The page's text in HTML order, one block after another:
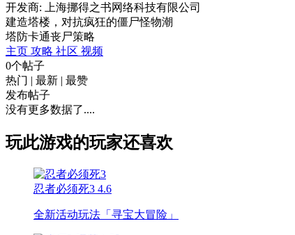
开发商: 上海挪得之书网络科技有限公司
建造塔楼，对抗疯狂的僵尸怪物潮
塔防卡通丧尸策略
主页 攻略 社区 视频
0个帖子
热门 | 最新 | 最赞
发布帖子
没有更多数据了....
玩此游戏的玩家还喜欢
忍者必须死3 4.6
全新活动玩法「寻宝大冒险」